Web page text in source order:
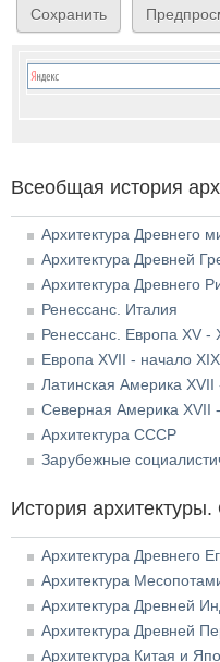
Всеобщая история
Архитектура Древнего
Архитектура Древней
Архитектура Древнего
Ренессанс. Италия
Ренессанс. Европа XV -
Европа XVII - начало XIX
Латинская Америка XVII
Северная Америка XVII
Архитектура СССР
Зарубежные
История
Архитектура Древнего
Архитектура
Архитектура Древней
Архитектура Древней
Архитектура Китая и